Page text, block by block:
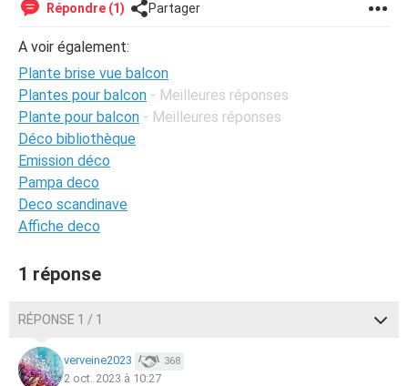
Répondre (1) Partager
A voir également:
Plante brise vue balcon
Plantes pour balcon - Meilleures réponses
Plante pour balcon - Meilleures réponses
Déco bibliothèque
Emission déco
Pampa deco
Deco scandinave
Affiche deco
1 réponse
RÉPONSE 1 / 1
verveine2023 368
2 oct. 2023 à 10:27